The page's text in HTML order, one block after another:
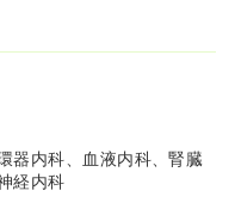
器内科、血液内科、腎臓
経内科